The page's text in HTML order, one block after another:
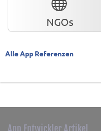
NGOs
Alle App Referenzen
App Entwickler Artikel